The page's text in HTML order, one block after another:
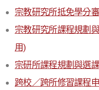
宗教研究所抵免學分
宗教研究所課程規劃
用)
宗研所課程規劃與選
跨校／跨所修習課程